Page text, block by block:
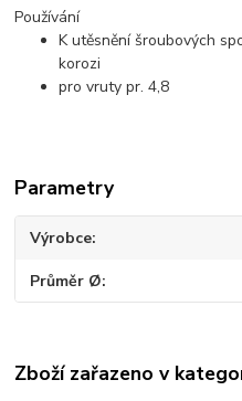
Používání
K utěsnění šroubových
korozi
pro vruty pr. 4,8
Parametry
Výrobce
Průměr Ø
Zboží zařazeno v